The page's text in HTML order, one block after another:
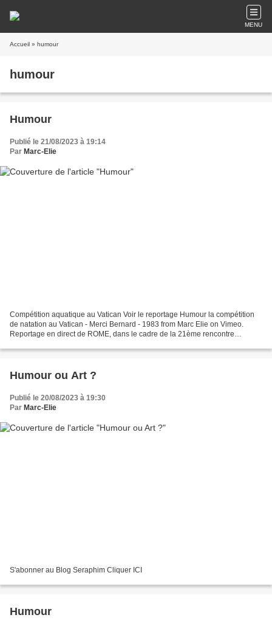
MENU
Accueil » humour
humour
Humour
Publié le 21/08/2023 à 19:14
Par Marc-Elie
Compétition aquatique au Vatican Voir le reportage Humour la compétition
de natation au Vatican - Merci Bernard - 1983 from Marc Elie on Vimeo.
Reportage en direct de ROME, dans le cadre de la 21ème rencontre
Humour ou Art ?
Publié le 20/08/2023 à 19:30
Par Marc-Elie
S'abonner au Blog Seraphim Cliquer ICI
Humour